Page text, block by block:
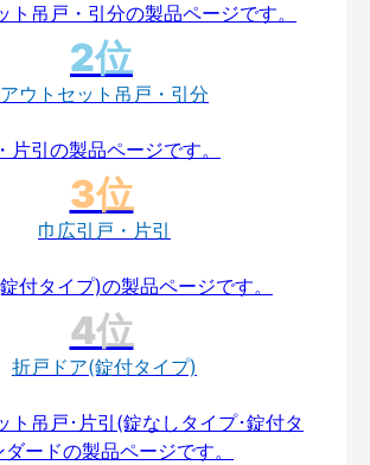
アウトセット吊戸・引分
巾広引戸・片引
折戸ドア(錠付タイプ)